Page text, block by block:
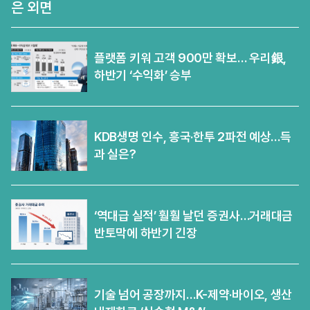
은 외면
플랫폼 키워 고객 900만 확보… 우리銀,
하반기 ‘수익화’ 승부
KDB생명 인수, 흥국·한투 2파전 예상…득
과 실은?
‘역대급 실적’ 훨훨 날던 증권사…거래대금
반토막에 하반기 긴장
기술 넘어 공장까지…K-제약·바이오, 생산